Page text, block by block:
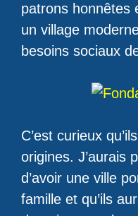
patrons honnêtes
un village
besoins sociaux
C’est curieux
origines. J’aurais
d’avoir une ville
famille et qu’ils